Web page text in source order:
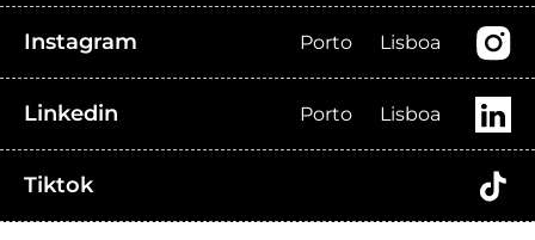
Instagram Porto Lisboa
Linkedin Porto Lisboa
Tiktok